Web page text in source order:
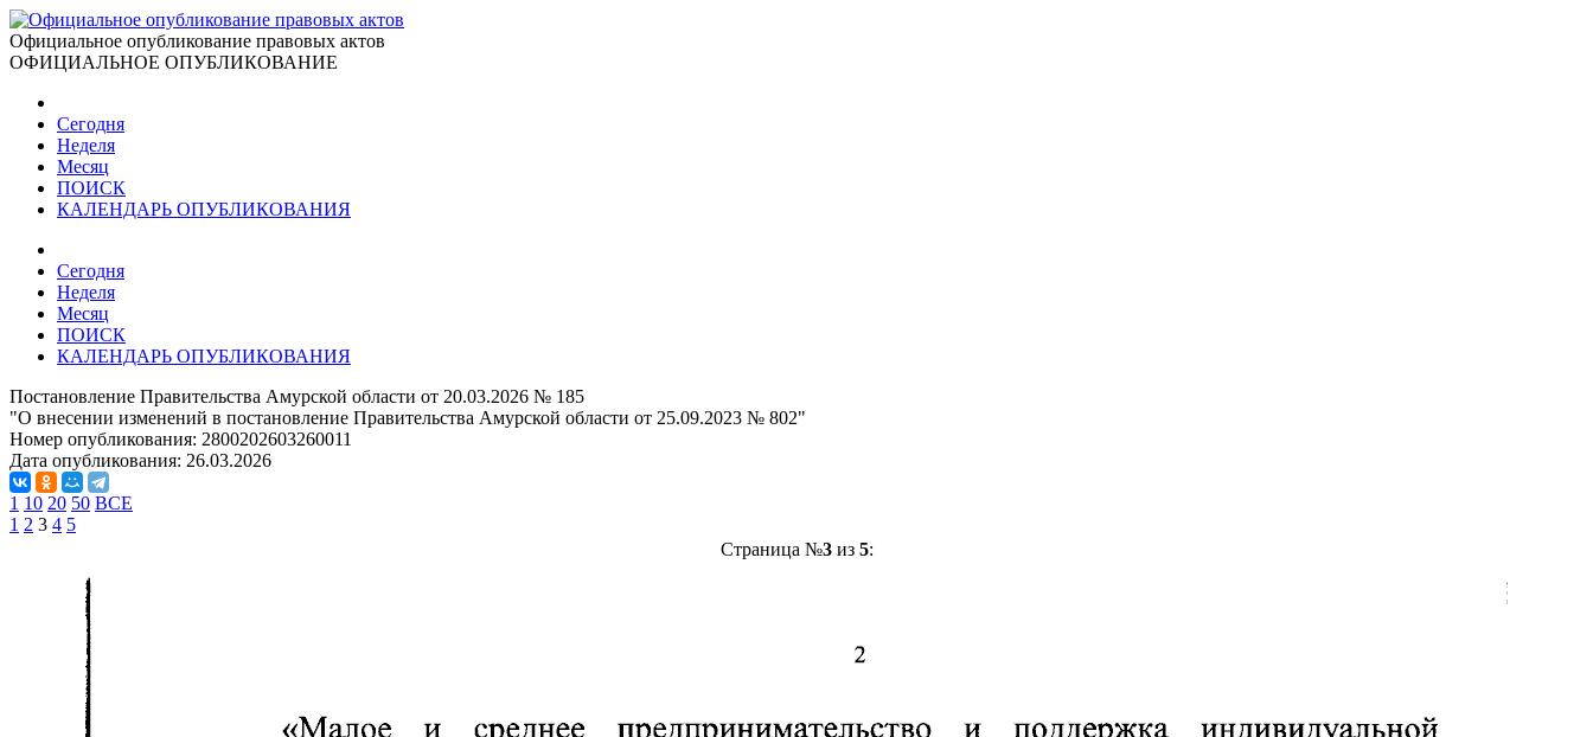
Официальное опубликование правовых актов
ОФИЦИАЛЬНОЕ ОПУБЛИКОВАНИЕ
Сегодня
Неделя
Месяц
ПОИСК
КАЛЕНДАРЬ ОПУБЛИКОВАНИЯ
Сегодня
Неделя
Месяц
ПОИСК
КАЛЕНДАРЬ ОПУБЛИКОВАНИЯ
Постановление Правительства Амурской области от 20.03.2026 № 185
"О внесении изменений в постановление Правительства Амурской области от 25.09.2023 № 802"
Номер опубликования: 2800202603260011
Дата опубликования: 26.03.2026
1 10 20 50 ВСЕ
1 2 3 4 5
Страница №3из 5: